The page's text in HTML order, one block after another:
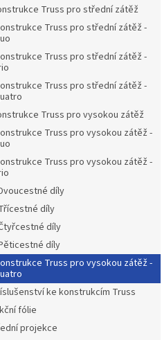
Truss pro střední zátěž
Truss pro střední zátěž -
Truss pro střední zátěž -
Truss pro střední zátěž -
Truss pro vysokou zátěž
Truss pro vysokou zátěž -
Truss pro vysokou zátěž -
díly
díly
díly
díly
Truss pro vysokou zátěž -
ke konstrukcím Truss
fólie
projekce